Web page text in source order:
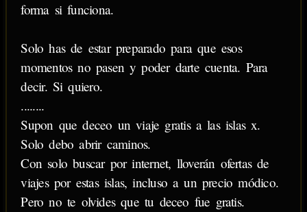
forma si funciona.
Solo has de estar preparado para que esos
momentos no pasen y poder darte cuenta. Para
decir. Si quiero.
........
Supon que deceo un viaje gratis a las islas x.
Solo debo abrir caminos.
Con solo buscar por internet, lloverán ofertas de
viajes por estas islas, incluso a un precio módico.
Pero no te olvides que tu deceo fue gratis.